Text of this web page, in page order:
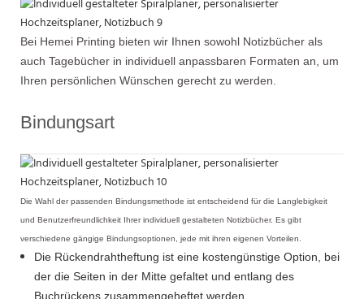
Bei Hemei Printing bieten wir Ihnen sowohl Notizbücher als
auch Tagebücher in individuell anpassbaren Formaten an, um
Ihren persönlichen Wünschen gerecht zu werden.
Bindungsart
Die Wahl der passenden Bindungsmethode ist entscheidend für die Langlebigkeit
und Benutzerfreundlichkeit Ihrer individuell gestalteten Notizbücher. Es gibt
verschiedene gängige Bindungsoptionen, jede mit ihren eigenen Vorteilen.
Die Rückendrahtheftung ist eine kostengünstige Option, bei
der die Seiten in der Mitte gefaltet und entlang des
Buchrückens zusammengeheftet werden.